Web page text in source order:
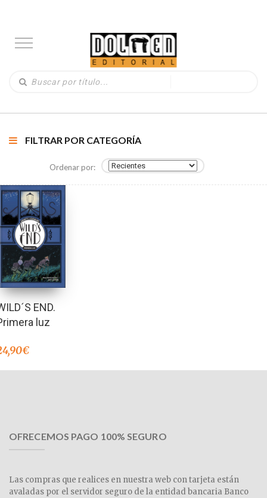
FILTRAR POR CATEGORÍA
Ordenar por:
END.
luz
€
OFRECEMOS PAGO 100% SEGURO
Las compras que realices en nuestra web con tarjeta están
avaladas por el servidor seguro de la entidad bancaria Banco